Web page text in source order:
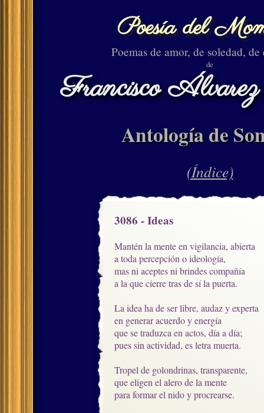
Poesía del
Poemas de amor, de soledad, de
de
Francisco
Antología de
(Índice)
3086 - Ideas
Mantén la mente en vigilancia, abierta
a toda percepción o ideología,
mas ni aceptes ni brindes compañía
a la que cierre tras de sí la puerta.
La idea ha de ser libre, audaz y experta
en generar acuerdo y energía
que se traduzca en actos, día a día;
pues sin actividad, es letra muerta.
Tropel de golondrinas, transparente,
que eligen el alero de la mente
para formar el nido y procrearse.